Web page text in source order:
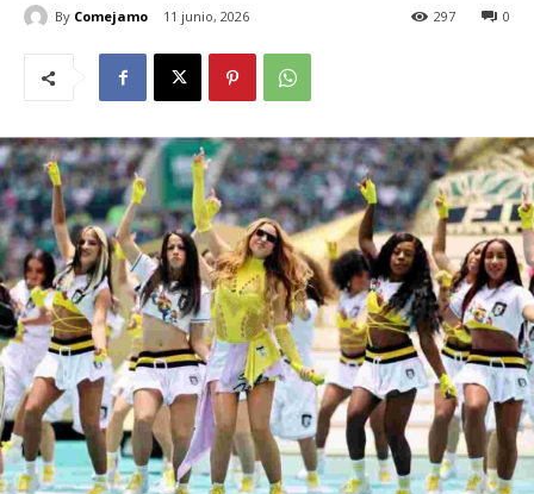
By Comejamo 11 junio, 2026 0
297